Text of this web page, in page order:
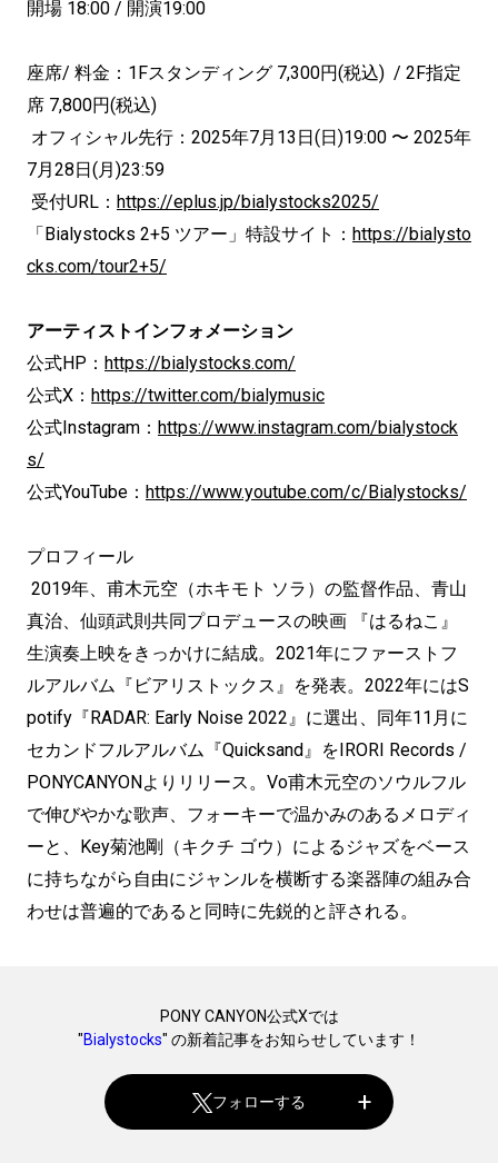
開場 18:00 / 開演19:00
座席/ 料金：1Fスタンディング 7,300円(税込) / 2F指定
席 7,800円(税込)
オフィシャル先行：2025年7月13日(日)19:00 〜 2025年
7月28日(月)23:59
受付URL： https://eplus.jp/bialystocks2025/
「Bialystocks 2+5 ツアー」特設サイト： https://bialysto
cks.com/tour2+5/
アーティストインフォメーション
公式HP： https://bialystocks.com/
公式X： https://twitter.com/bialymusic
公式Instagram： https://www.instagram.com/bialystock
s/
公式YouTube： https://www.youtube.com/c/Bialystocks/
プロフィール
2019年、甫木元空（ホキモト ソラ）の監督作品、青山
真治、仙頭武則共同プロデュースの映画 『はるねこ』
生演奏上映をきっかけに結成。2021年にファーストフ
ルアルバム『ビアリストックス』を発表。2022年にはS
potify『RADAR: Early Noise 2022』に選出、同年11月に
セカンドフルアルバム『Quicksand』をIRORI Records /
PONYCANYONよりリリース。Vo甫木元空のソウルフル
で伸びやかな歌声、フォーキーで温かみのあるメロディ
ーと、Key菊池剛（キクチ ゴウ）によるジャズをベース
に持ちながら自由にジャンルを横断する楽器陣の組み合
わせは普遍的であると同時に先鋭的と評される。
PONY CANYON公式Xでは
"Bialystocks" の新着記事をお知らせしています！
フォローする